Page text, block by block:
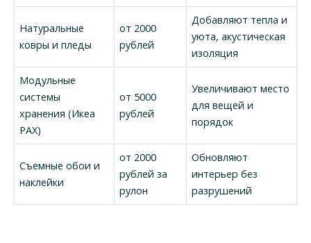
Натуральные
ковры и пледы
от 2000
рублей
Добавляют тепла и
уюта, акустическая
изоляция
Модульные
системы
хранения (Икеа
PAX)
от 5000
рублей
Увеличивают место
для вещей и
порядок
Съемные обои и
наклейки
от 2000
рублей за
рулон
Обновляют
интерьер без
разрушений